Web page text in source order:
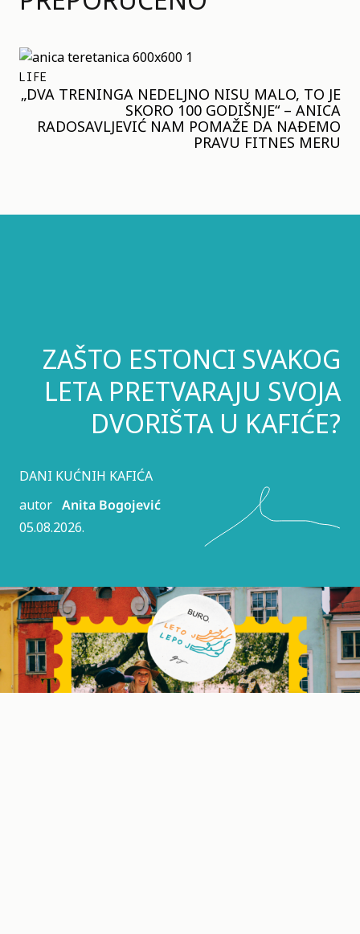
LIFE
„DVA TRENINGA NEDELJNO NISU MALO, TO JE
SKORO 100 GODIŠNJE“ – ANICA
RADOSAVLJEVIĆ NAM POMAŽE DA NAĐEMO
PRAVU FITNES MERU
ZAŠTO ESTONCI SVAKOG
LETA PRETVARAJU SVOJA
DVORIŠTA U KAFIĆE?
DANI KUĆNIH KAFIĆA
autor Anita Bogojević
05.08.2026.